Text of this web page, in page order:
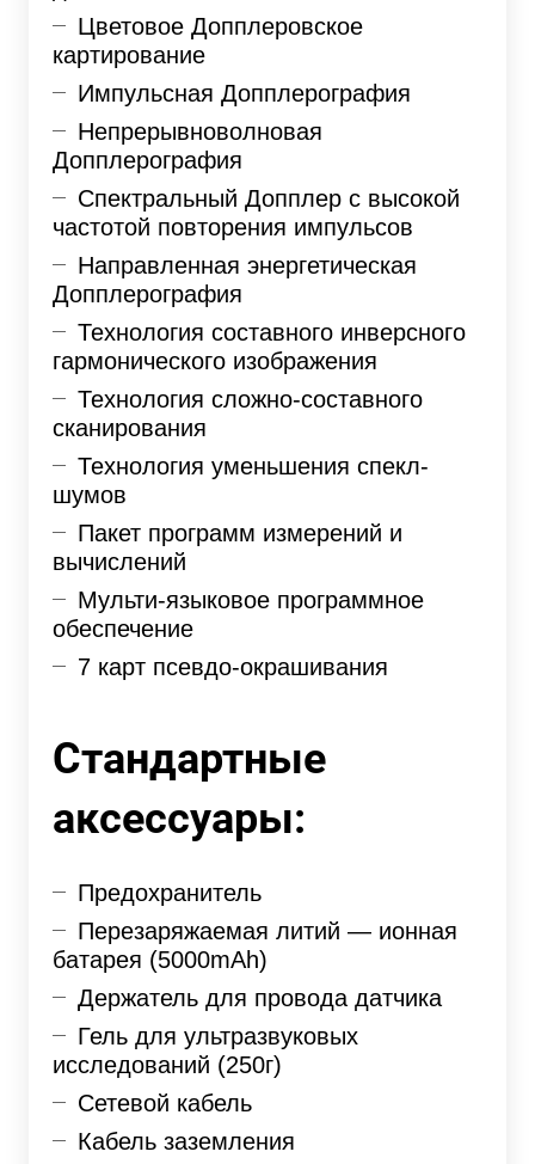
Цветовое Допплеровское
картирование
Импульсная Допплерография
Непрерывноволновая
Допплерография
Спектральный Допплер с высокой
частотой повторения импульсов
Направленная энергетическая
Допплерография
Технология составного инверсного
гармонического изображения
Технология сложно-составного
сканирования
Технология уменьшения спекл-
шумов
Пакет программ измерений и
вычислений
Мульти-языковое программное
обеспечение
7 карт псевдо-окрашивания
Стандартные
аксессуары:
Предохранитель
Перезаряжаемая литий — ионная
батарея (5000mAh)
Держатель для провода датчика
Гель для ультразвуковых
исследований (250г)
Сетевой кабель
Кабель заземления